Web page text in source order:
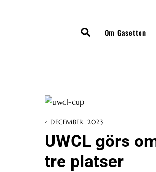
SearchOm Gasetten
4 DECEMBER, 2023
UWCL görs
tre platser